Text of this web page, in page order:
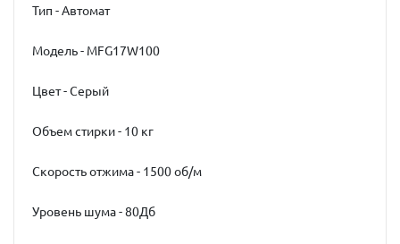
Тип - Автомат
Модель - MFG17W100
Цвет - Серый
Объем стирки - 10 кг
Скорость отжима - 1500 об/м
Уровень шума - 80Дб